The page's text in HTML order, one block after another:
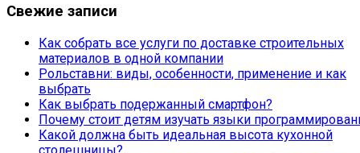
Свежие записи
Как собрать все услуги по доставке строительных
материалов в одной компании
Рольставни: виды, особенности, применение и как
выбрать
Как выбрать подержанный смартфон?
Почему стоит детям изучать языки
Какой должна быть идеальная высота кухонной
столешницы?